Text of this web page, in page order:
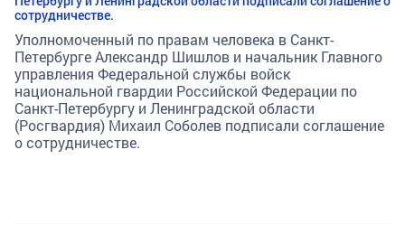
сотрудничестве.
Уполномоченный по правам человека в Санкт-
Петербурге Александр Шишлов и начальник Главного
управления Федеральной службы войск
национальной гвардии Российской Федерации по
Санкт-Петербургу и Ленинградской области
(Росгвардия) Михаил Соболев подписали соглашение
о сотрудничестве.